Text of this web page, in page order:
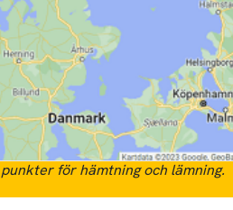
för hämtning och lämning.